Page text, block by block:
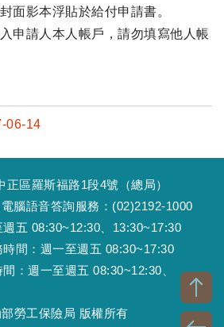
面影本浮貼於給付申請書。
申請人本人帳戶，請勿填寫他人帳
06-14
區羅斯福路1段4號（總局）
腦語音答詢服務：(02)2192-1000
五 08:30~12:30、13:30~17:30
間：週一至週五 08:30~17:30
：週一至週五 08:30~12:30、
勞工保險局 版權所有